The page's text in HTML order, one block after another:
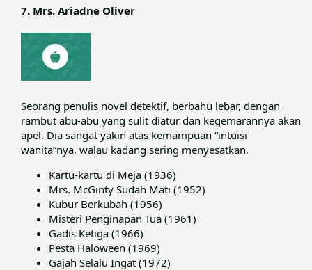
7. Mrs. Ariadne Oliver
Seorang penulis novel detektif, berbahu lebar, dengan
rambut abu-abu yang sulit diatur dan kegemarannya akan
apel. Dia sangat yakin atas kemampuan “intuisi
wanita”nya, walau kadang sering menyesatkan.​
Kartu-kartu di Meja (1936)
Mrs. McGinty Sudah Mati (1952)
Kubur Berkubah (1956)
Misteri Penginapan Tua (1961)
Gadis Ketiga (1966)
Pesta Haloween (1969)
Gajah Selalu Ingat (1972)